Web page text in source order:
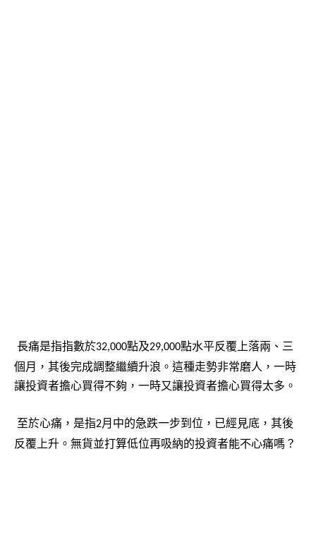
長痛是指指數於32,000點及29,000點水平反覆上落兩、三
個月，其後完成調整繼續升浪。這種走勢非常磨人，一時
讓投資者擔心買得不夠，一時又讓投資者擔心買得太多。
至於心痛，是指2月中的急跌一步到位，已經見底，其後
反覆上升。無貨並打算低位再吸納的投資者能不心痛嗎？